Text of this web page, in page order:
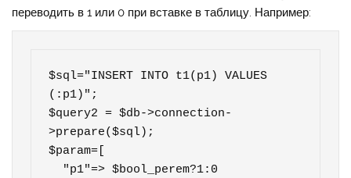
переводить в 1 или 0 при вставке в таблицу. Например:
$sql="INSERT INTO t1(p1) VALUES
(:p1)";
$query2 = $db->connection-
>prepare($sql);
$param=[